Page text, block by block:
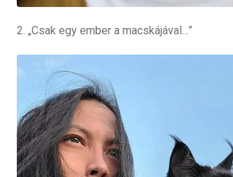
2. „Csak egy ember a macskájával…”